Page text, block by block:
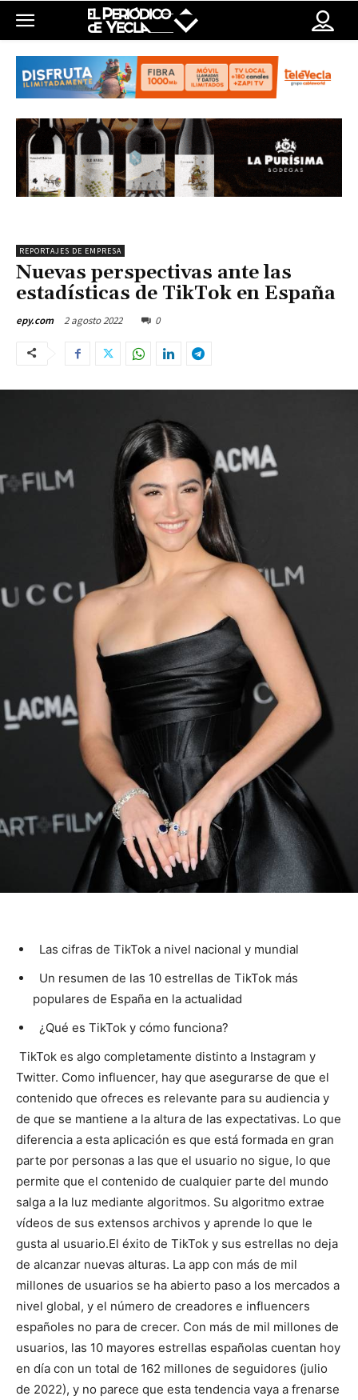
REPORTAJES DE EMPRESA
Nuevas perspectivas ante las
estadísticas de TikTok en España
epy.com 2 agosto 2022 0
Las cifras de TikTok a nivel nacional y mundial
Un resumen de las 10 estrellas de TikTok más
populares de España en la actualidad
¿Qué es TikTok y cómo funciona?
TikTok es algo completamente distinto a Instagram y
Twitter. Como influencer, hay que asegurarse de que el
contenido que ofreces es relevante para su audiencia y
de que se mantiene a la altura de las expectativas. Lo que
diferencia a esta aplicación es que está formada en gran
parte por personas a las que el usuario no sigue, lo que
permite que el contenido de cualquier parte del mundo
salga a la luz mediante algoritmos. Su algoritmo extrae
vídeos de sus extensos archivos y aprende lo que le
gusta al usuario.El éxito de TikTok y sus estrellas no deja
de alcanzar nuevas alturas. La app con más de mil
millones de usuarios se ha abierto paso a los mercados a
nivel global, y el número de creadores e influencers
españoles no para de crecer. Con más de mil millones de
usuarios, las 10 mayores estrellas españolas cuentan hoy
en día con un total de 162 millones de seguidores (julio
de 2022), y no parece que esta tendencia vaya a frenarse